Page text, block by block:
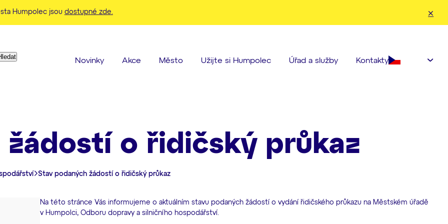
Humpolec jsou dostupné zde.
Když jsou k dispozici výsledky z našeptávače, použijte šipky nahoru a dolů pro kontrolu a enter pro přechod na požadovanou
Novinky Akce Město Užijte si Humpolec Úřad a služby Kontakty Čeština‎
žádostí o řidičský průkaz
Stav podaných žádostí o řidičský průkaz
Na této stránce Vás informujeme o aktuálním stavu podaných žádostí o vydání řidičského průkazu na Městském úřadě
v Humpolci, Odboru dopravy a silničního hospodářství.